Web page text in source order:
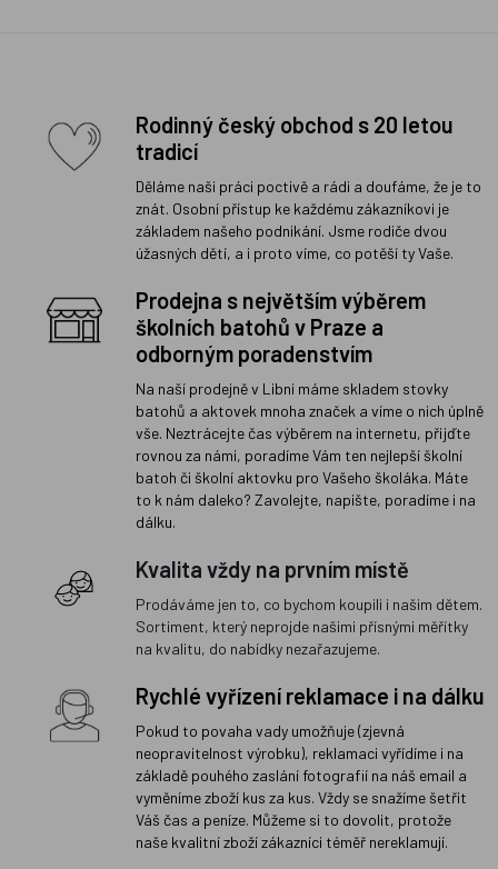
Rodinný český obchod s 20 letou
tradicí
Děláme naši práci poctivě a rádi a doufáme, že je to
znát. Osobní přístup ke každému zákazníkovi je
základem našeho podnikání. Jsme rodiče dvou
úžasných dětí, a i proto víme, co potěší ty Vaše.
Prodejna s největším výběrem
školních batohů v Praze a
odborným poradenstvím
Na naší prodejně v Libni máme skladem stovky
batohů a aktovek mnoha značek a víme o nich úplně
vše. Neztrácejte čas výběrem na internetu, přijďte
rovnou za námi, poradíme Vám ten nejlepší školní
batoh či školní aktovku pro Vašeho školáka. Máte
to k nám daleko? Zavolejte, napište, poradíme i na
dálku.
Kvalita vždy na prvním místě
Prodáváme jen to, co bychom koupili i našim dětem.
Sortiment, který neprojde našimi přísnými měřítky
na kvalitu, do nabídky nezařazujeme.
Rychlé vyřízení reklamace i na dálku
Pokud to povaha vady umožňuje (zjevná
neopravitelnost výrobku), reklamaci vyřídíme i na
základě pouhého zaslání fotografií na náš email a
vyměníme zboží kus za kus. Vždy se snažíme šetřit
Váš čas a peníze. Můžeme si to dovolit, protože
naše kvalitní zboží zákazníci téměř nereklamují.